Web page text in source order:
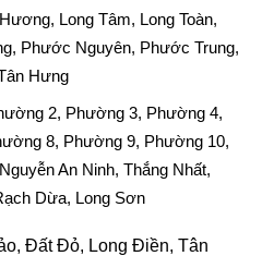
Long Tâm, Long Toàn,
Phước Nguyên, Phước Trung,
Hưng
2, Phường 3, Phường 4,
8, Phường 9, Phường 10,
An Ninh, Thắng Nhất,
Dừa, Long Sơn
Đất Đỏ, Long Điền, Tân